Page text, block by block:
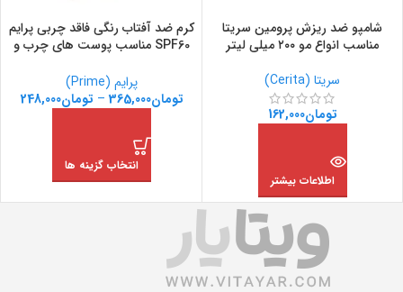
شامپو ضد ریزش پرومین سریتا
مناسب انواع مو ۲۰۰ میلی لیتر
سریتا (Cerita)
تومان162,000
اطلاعات بیشتر
کرم ضد آفتاب رنگی فاقد چربی پرایم
SPF60 مناسب پوست های چرب و
پرایم (Prime)
تومان365,000
– تومان248,000
انتخاب گزینه ها